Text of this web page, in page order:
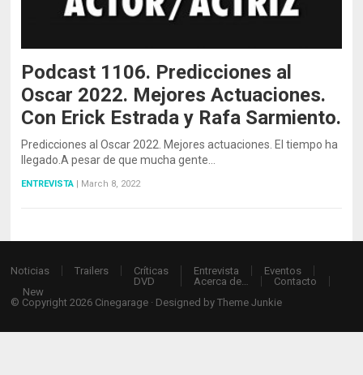
Podcast 1106. Predicciones al
Oscar 2022. Mejores Actuaciones.
Con Erick Estrada y Rafa Sarmiento.
Predicciones al Oscar 2022. Mejores actuaciones. El tiempo ha
llegado.A pesar de que mucha gente…
ENTREVISTA March 8, 2022
Noticias Trailers
Críticas
DVD
Entrevista
Eventos
Acerca de…
Contacto
New
© Copyright 2026 Cinegarage · Designed byTheme Junkie